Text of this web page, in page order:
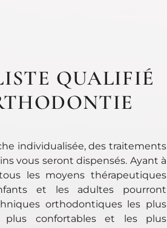
QUALIFIÉ
individualisée, des traitements
vous seront dispensés. Ayant à
les moyens thérapeutiques
et les adultes pourront
orthodontiques les plus
plus confortables et les plus